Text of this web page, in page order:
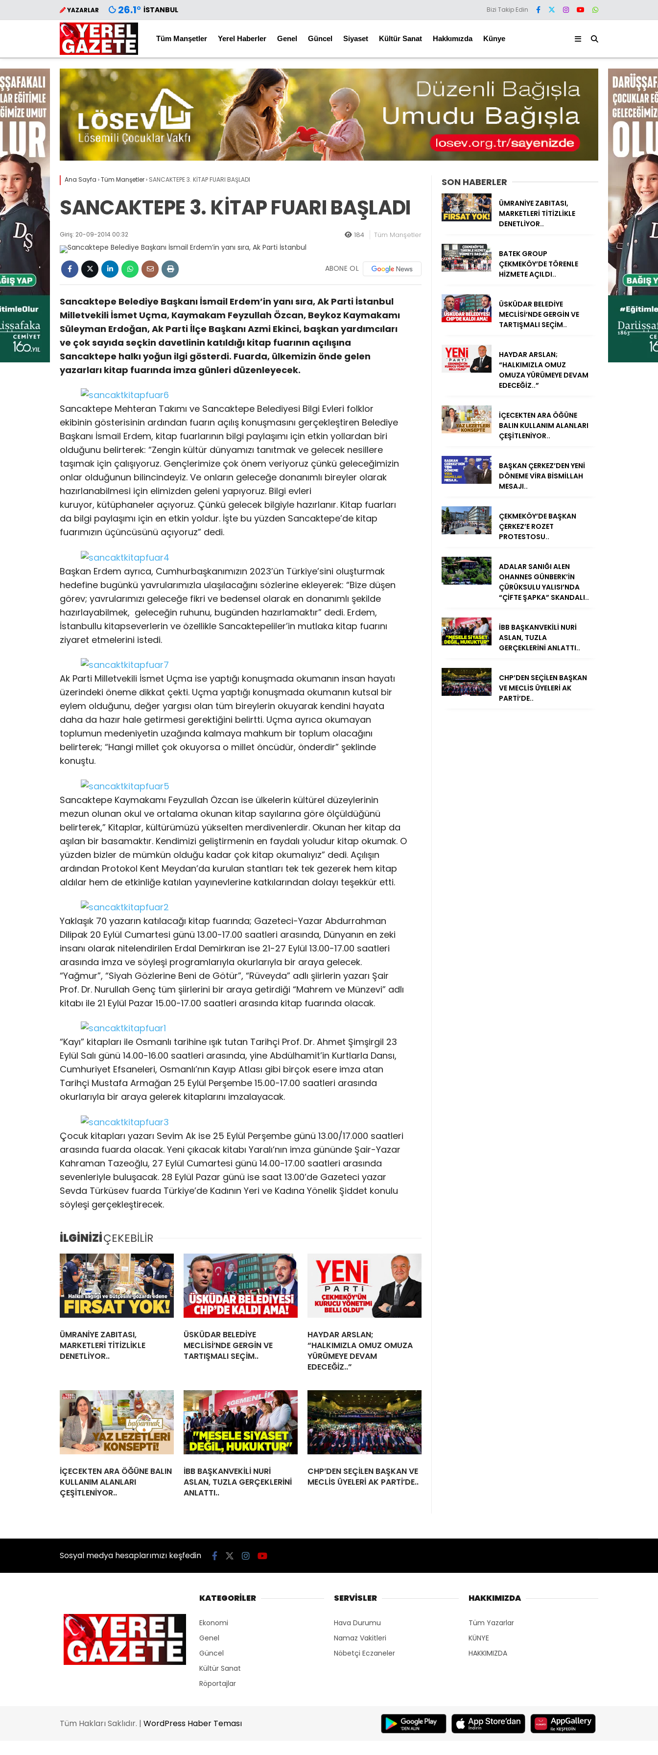
YAZARLAR 26.1° İSTANBUL Bizi Takip Edin
Tüm Manşetler Yerel Haberler Genel Güncel Siyaset Kültür Sanat Hakkımızda Künye
Ana Sayfa ›Tüm Manşetler› SANCAKTEPE 3. KİTAP FUARI BAŞLADI
SANCAKTEPE 3. KİTAP FUARI BAŞLADI
Giriş: 20-09-2014 00:32 184 Tüm Manşetler
ABONE OL
Sancaktepe Belediye Başkanı İsmail Erdem’in yanı sıra, Ak Parti İstanbul
Milletvekili İsmet Uçma, Kaymakam Feyzullah Özcan, Beykoz Kaymakamı
Süleyman Erdoğan, Ak Parti İlçe Başkanı Azmi Ekinci, başkan yardımcıları
ve çok sayıda seçkin davetlinin katıldığı kitap fuarının açılışına
Sancaktepe halkı yoğun ilgi gösterdi. Fuarda, ülkemizin önde gelen
yazarları kitap fuarında imza günleri düzenleyecek.
Sancaktepe Mehteran Takımı ve Sancaktepe Belediyesi Bilgi Evleri folklor
ekibinin gösterisinin ardından fuarın açılış konuşmasını gerçekleştiren Belediye
Başkanı İsmail Erdem, kitap fuarlarının bilgi paylaşımı için etkin yollardan biri
olduğunu belirterek: “Zengin kültür dünyamızı tanıtmak ve gelecek nesillere
taşımak için çalışıyoruz. Gençlerimize çok önem veriyoruz çünkü geleceğimizin
onlar olduğunun bilincindeyiz. Ve onların geleceğe donanımlı bireyler olarak
hazırlanabilmesi için elimizden geleni yapıyoruz. Bilgi evleri
kuruyor, kütüphaneler açıyoruz. Çünkü gelecek bilgiyle hazırlanır. Kitap fuarları
da bilgi paylaşımı için en etkin yoldur. İşte bu yüzden Sancaktepe’de kitap
fuarımızın üçüncüsünü açıyoruz” dedi.
Başkan Erdem ayrıca, Cumhurbaşkanımızın 2023’ün Türkiye’sini oluşturmak
hedefine bugünkü yavrularımızla ulaşılacağını sözlerine ekleyerek: “Bize düşen
görev; yavrularımızı geleceğe fikri ve bedensel olarak en donanımlı şekilde
hazırlayabilmek, geleceğin ruhunu, bugünden hazırlamaktır” dedi. Erdem,
İstanbullu kitapseverlerin ve özellikle Sancaktepeliler’in mutlaka kitap fuarını
ziyaret etmelerini istedi.
Ak Parti Milletvekili İsmet Uçma ise yaptığı konuşmada okumanın insan hayatı
üzerindeki öneme dikkat çekti. Uçma yaptığı konuşmada okumanın kutsal bir
eylem olduğunu, değer yargısı olan tüm bireylerin okuyarak kendini hayata
daha da hazır hale getirmesi gerektiğini belirtti. Uçma ayrıca okumayan
toplumun medeniyetin uzağında kalmaya mahkum bir toplum olacağını
belirterek; “Hangi millet çok okuyorsa o millet öncüdür, önderdir” şeklinde
konuştu.
Sancaktepe Kaymakamı Feyzullah Özcan ise ülkelerin kültürel düzeylerinin
mezun olunan okul ve ortalama okunan kitap sayılarına göre ölçüldüğünü
belirterek,” Kitaplar, kültürümüzü yükselten merdivenlerdir. Okunan her kitap da
aşılan bir basamaktır. Kendimizi geliştirmenin en faydalı yoludur kitap okumak. O
yüzden bizler de mümkün olduğu kadar çok kitap okumalıyız” dedi. Açılışın
ardından Protokol Kent Meydan’da kurulan stantları tek tek gezerek hem kitap
aldılar hem de etkinliğe katılan yayınevlerine katkılarından dolayı teşekkür etti.
Yaklaşık 70 yazarın katılacağı kitap fuarında; Gazeteci-Yazar Abdurrahman
Dilipak 20 Eylül Cumartesi günü 13.00-17.00 saatleri arasında, Dünyanın en zeki
insanı olarak nitelendirilen Erdal Demirkıran ise 21-27 Eylül 13.00-17.00 saatleri
arasında imza ve söyleşi programlarıyla okurlarıyla bir araya gelecek.
“Yağmur”, “Siyah Gözlerine Beni de Götür”, “Rüveyda” adlı şiirlerin yazarı Şair
Prof. Dr. Nurullah Genç tüm şiirlerini bir araya getirdiği “Mahrem ve Münzevi” adlı
kitabı ile 21 Eylül Pazar 15.00-17.00 saatleri arasında kitap fuarında olacak.
“Kayı” kitapları ile Osmanlı tarihine ışık tutan Tarihçi Prof. Dr. Ahmet Şimşirgil 23
Eylül Salı günü 14.00-16.00 saatleri arasında, yine Abdülhamit’in Kurtlarla Dansı,
Cumhuriyet Efsaneleri, Osmanlı’nın Kayıp Atlası gibi birçok esere imza atan
Tarihçi Mustafa Armağan 25 Eylül Perşembe 15.00-17.00 saatleri arasında
okurlarıyla bir araya gelerek kitaplarını imzalayacak.
Çocuk kitapları yazarı Sevim Ak ise 25 Eylül Perşembe günü 13.00/17.000 saatleri
arasında fuarda olacak. Yeni çıkacak kitabı Yaralı’nın imza gününde Şair-Yazar
Kahraman Tazeoğlu, 27 Eylül Cumartesi günü 14.00-17.00 saatleri arasında
sevenleriyle buluşacak. 28 Eylül Pazar günü ise saat 13.00’de Gazeteci yazar
Sevda Türküsev fuarda Türkiye’de Kadının Yeri ve Kadına Yönelik Şiddet konulu
söyleşi gerçekleştirecek.
İLGİNİZİÇEKEBİLİR
ÜMRANİYE ZABITASI,
MARKETLERİ TİTİZLİKLE
DENETLİYOR..
ÜSKÜDAR BELEDİYE
MECLİSİ’NDE GERGİN VE
TARTIŞMALI SEÇİM..
HAYDAR ARSLAN;
“HALKIMIZLA OMUZ OMUZA
YÜRÜMEYE DEVAM
EDECEĞİZ..”
İÇECEKTEN ARA ÖĞÜNE BALIN
KULLANIM ALANLARI
ÇEŞİTLENİYOR..
İBB BAŞKANVEKİLİ NURİ
ASLAN, TUZLA GERÇEKLERİNİ
ANLATTI..
CHP’DEN SEÇİLEN BAŞKAN VE
MECLİS ÜYELERİ AK PARTİ’DE..
SON HABERLER
ÜMRANİYE ZABITASI,
MARKETLERİ TİTİZLİKLE
DENETLİYOR..
BATEK GROUP
ÇEKMEKÖY’DE TÖRENLE
HİZMETE AÇILDI..
ÜSKÜDAR BELEDİYE
MECLİSİ’NDE GERGİN VE
TARTIŞMALI SEÇİM..
HAYDAR ARSLAN;
“HALKIMIZLA OMUZ
OMUZA YÜRÜMEYE DEVAM
EDECEĞİZ..”
İÇECEKTEN ARA ÖĞÜNE
BALIN KULLANIM ALANLARI
ÇEŞİTLENİYOR..
BAŞKAN ÇERKEZ’DEN YENİ
DÖNEME VİRA BİSMİLLAH
MESAJI..
ÇEKMEKÖY’DE BAŞKAN
ÇERKEZ’E ROZET
PROTESTOSU..
ADALAR SANIĞI ALEN
OHANNES GÜNBERK’İN
ÇÜRÜKSULU YALISI’NDA
“ÇİFTE ŞAPKA” SKANDALI..
İBB BAŞKANVEKİLİ NURİ
ASLAN, TUZLA
GERÇEKLERİNİ ANLATTI..
CHP’DEN SEÇİLEN BAŞKAN
VE MECLİS ÜYELERİ AK
PARTİ’DE..
Sosyal medya hesaplarımızı keşfedin
KATEGORİLER
Ekonomi
Genel
Güncel
Kültür Sanat
Röportajlar
SERVİSLER
Hava Durumu
Namaz Vakitleri
Nöbetçi Eczaneler
HAKKIMIZDA
Tüm Yazarlar
KÜNYE
HAKKIMIZDA
Tüm Hakları Saklıdır. | WordPress Haber Teması